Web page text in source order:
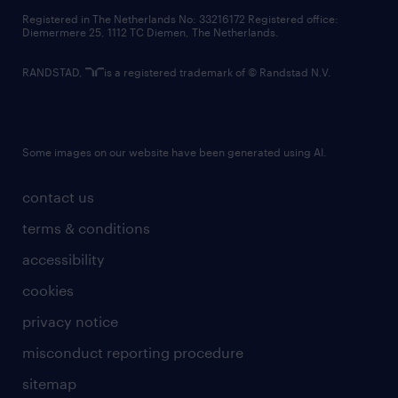
contact us
terms & conditions
accessibility
cookies
privacy notice
misconduct reporting procedure
sitemap
Registered in The Netherlands No: 33216172 Registered office:
Diemermere 25, 1112 TC Diemen, The Netherlands.
RANDSTAD, is a registered trademark of © Randstad N.V.
Some images on our website have been generated using AI.